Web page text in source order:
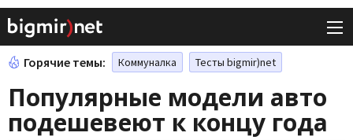
Горячие темы: Коммуналка Тесты bigmir)net
Популярные модели авто
подешевеют к концу года